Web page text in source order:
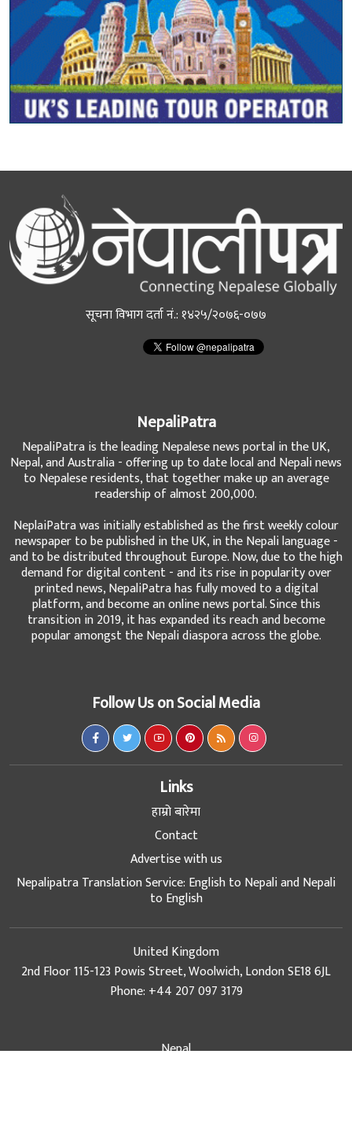
सूचना विभाग दर्ता नं.: १४२५/२०७६-०७७
Nepal, and Australia - offering up to date local and Nepali news
to Nepalese residents, that together make up an average
readership of almost 200,000.
NeplaiPatra was initially established as the first weekly colour
newspaper to be published in the UK, in the Nepali language -
and to be distributed throughout Europe. Now, due to the high
demand for digital content - and its rise in popularity over
printed news, NepaliPatra has fully moved to a digital
platform, and become an online news portal. Since this
transition in 2019, it has expanded its reach and become
popular amongst the Nepali diaspora across the globe.
Follow Us on Social Media
Links
हाम्रो बारेमा
Contact
Advertise with us
Nepalipatra Translation Service: English to Nepali and Nepali
United Kingdom
Nepal
Email: info@nepalipatra.com